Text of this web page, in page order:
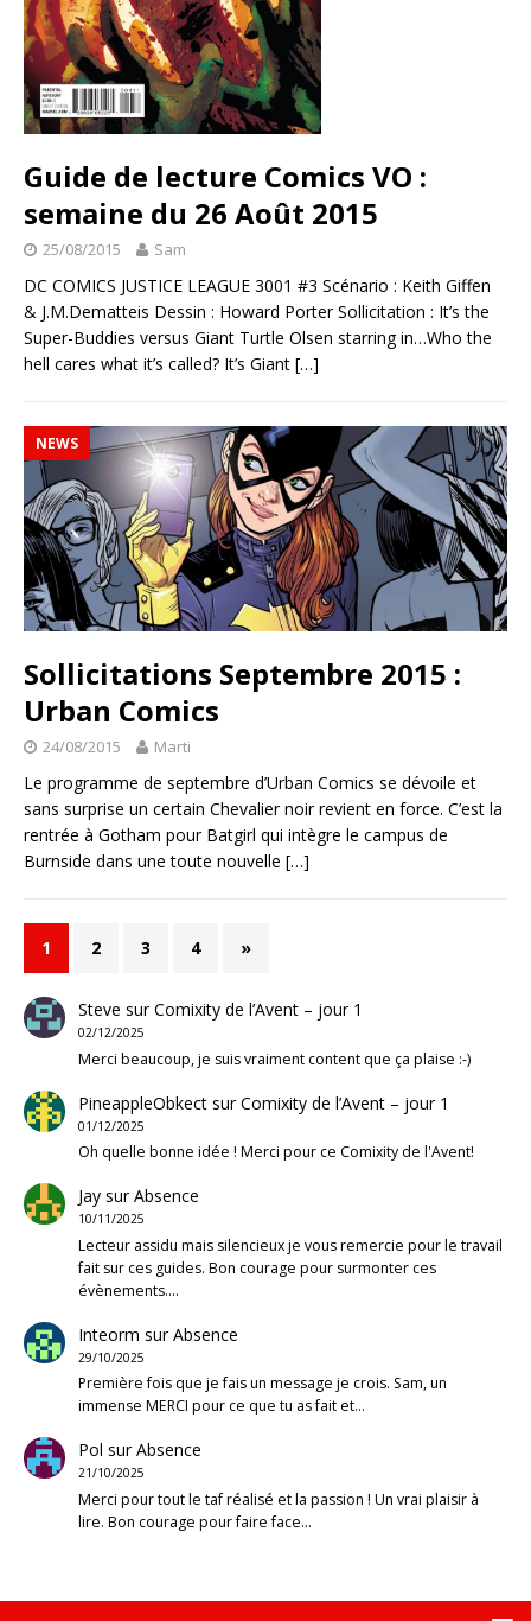
Guide de lecture Comics VO :
semaine du 26 Août 2015
25/08/2015 Sam
DC COMICS JUSTICE LEAGUE 3001 #3 Scénario : Keith Giffen
& J.M.Dematteis Dessin : Howard Porter Sollicitation : It’s the
Super-Buddies versus Giant Turtle Olsen starring in…Who the
hell cares what it’s called? It’s Giant […]
NEWS
Sollicitations Septembre 2015 :
Urban Comics
24/08/2015 Marti
Le programme de septembre d’Urban Comics se dévoile et
sans surprise un certain Chevalier noir revient en force. C’est la
rentrée à Gotham pour Batgirl qui intègre le campus de
Burnside dans une toute nouvelle […]
1 2 3 4 »
Steve surComixity de l’Avent – jour 1
02/12/2025
Merci beaucoup, je suis vraiment content que ça plaise :-)
PineappleObkectsurComixity de l’Avent – jour 1
01/12/2025
Oh quelle bonne idée ! Merci pour ce Comixity de l'Avent!
JaysurAbsence
10/11/2025
Lecteur assidu mais silencieux je vous remercie pour le travail
fait sur ces guides. Bon courage pour surmonter ces
évènements.…
Inteorm surAbsence
29/10/2025
Première fois que je fais un message je crois. Sam, un
immense MERCI pour ce que tu as fait et…
Pol surAbsence
21/10/2025
Merci pour tout le taf réalisé et la passion ! Un vrai plaisir à
lire. Bon courage pour faire face…